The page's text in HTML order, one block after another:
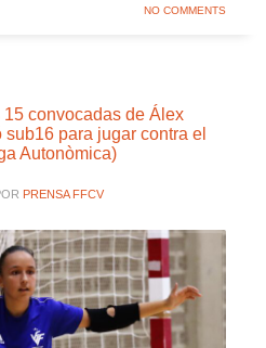
NO COMMENTS
convocadas de Álex
para jugar contra el
Autonòmica)
PRENSA FFCV